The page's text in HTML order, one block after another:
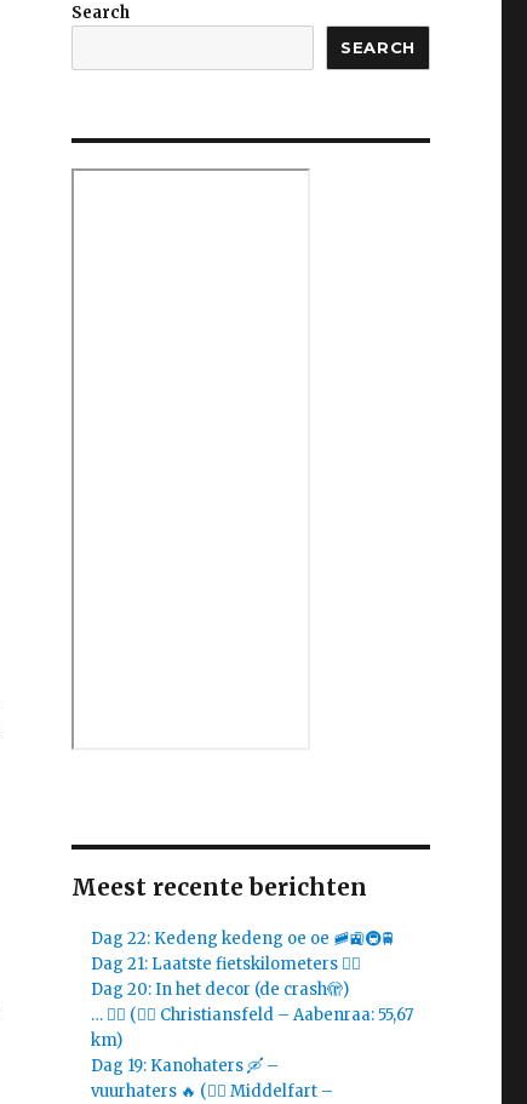
Search
SEARCH
Meest recente berichten
Dag 22: Kedeng kedeng oe oe 🚞🚉🚇🚆
Dag 21: Laatste fietskilometers 🚴‍♀️
Dag 20: In het decor (de crash🫣)
… 🚴‍♀️ (🚴‍♀️ Christiansfeld – Aabenraa: 55,67
km)
Dag 19: Kanohaters 🛶 –
vuurhaters 🔥 (🚴‍♀️ Middelfart –